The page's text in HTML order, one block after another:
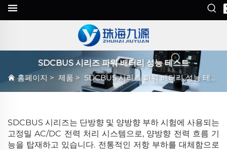
SDCBUS 시리즈 파워 배터리 성능 테스트
홈페이지 > 제품 > SDCBUS 시리즈 파워 배터리 성능 테스트
SDCBUS 시리즈는 단방향 및 양방향 부하 시험에 사용되는
고정밀 AC/DC 전력 처리 시스템으로, 양방향 전력 흐름 기
능을 탑재하고 있습니다. 전통적인 저항 부하를 대체함으로